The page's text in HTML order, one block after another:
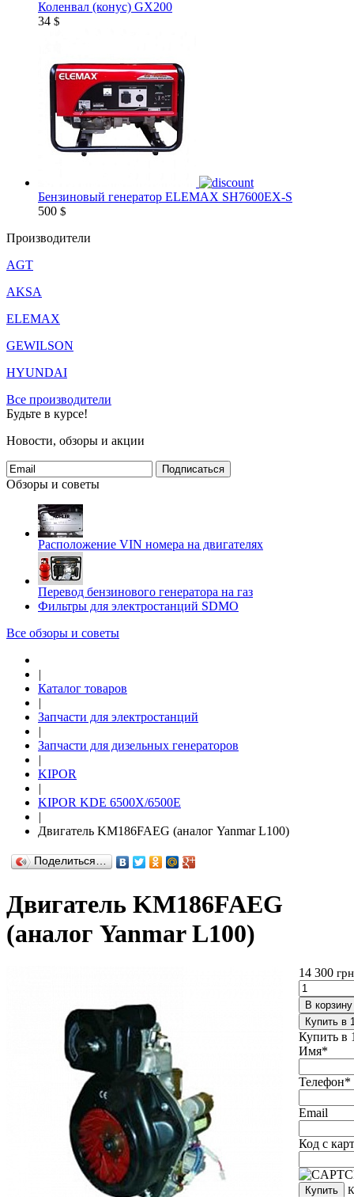
Коленвал (конус) GX200
34 $
Бензиновый генератор ELEMAX SH7600EX-S
500 $
Производители
AGT
AKSA
ELEMAX
GEWILSON
HYUNDAI
Все производители
Будьте в курсе!
Новости, обзоры и акции
Подписаться
Обзоры и советы
Расположение VIN номера на двигателях
Перевод бензинового генератора на газ
Фильтры для электростанций SDMO
Все обзоры и советы
|
Каталог товаров
|
Запчасти для электростанций
|
Запчасти для дизельных генераторов
|
KIPOR
|
KIPOR KDE 6500X/6500E
|
Двигатель KM186FAEG (аналог Yanmar L100)
Поделиться…
Двигатель KM186FAEG
(аналог Yanmar L100)
14 300
В корзину
Купить в
Купить в
Имя*
Телефон*
Email
Код с
Купить